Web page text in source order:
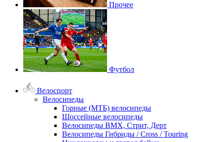
Прочее
Футбол
Велоспорт
Велосипеды
Горные (МТБ) велосипеды
Шоссейные велосипеды
Велосипеды BMX, Стрит, Дерт
Велосипеды Гибриды / Cross / Touring